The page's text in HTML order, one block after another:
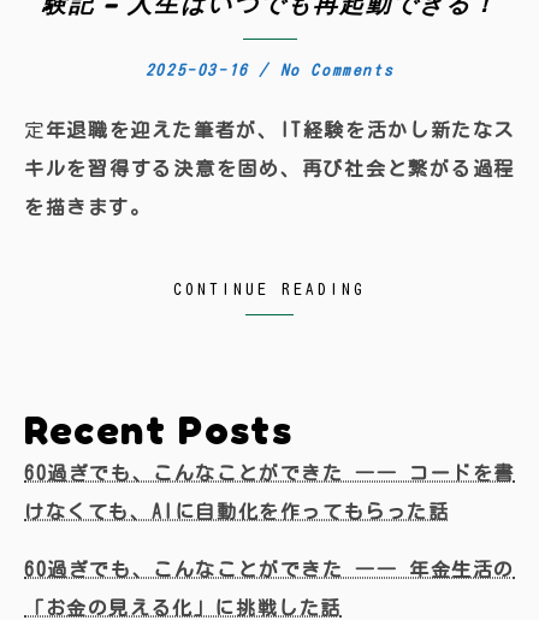
2025-03-16 / No Comments
定年退職を迎えた筆者が、IT経験を活かし新たなス
キルを習得する決意を固め、再び社会と繋がる過程
を描きます。
CONTINUE READING
Recent Posts
60過ぎでも、こんなことができた ―― コードを書
けなくても、AIに自動化を作ってもらった話
60過ぎでも、こんなことができた ―― 年金生活の
「お金の見える化」に挑戦した話